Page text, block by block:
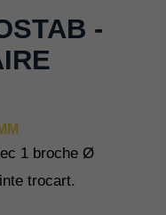
-
1 broche Ø
trocart.